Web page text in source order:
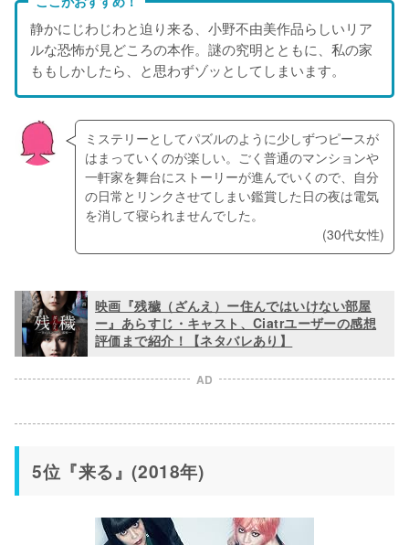
静かにじわじわと迫り来る、小野不由美作品らしいリア
ルな恐怖が見どころの本作。謎の究明とともに、私の家
ももしかしたら、と思わずゾッとしてしまいます。
ミステリーとしてパズルのように少しずつピースが
はまっていくのが楽しい。ごく普通のマンションや
一軒家を舞台にストーリーが進んでいくので、自分
の日常とリンクさせてしまい鑑賞した日の夜は電気
を消して寝られませんでした。
(30代女性)
映画『残穢（ざんえ）ー住んではいけない部屋
ー』あらすじ・キャスト、Ciatrユーザーの感想
評価まで紹介！【ネタバレあり】
AD
5位『来る』(2018年)